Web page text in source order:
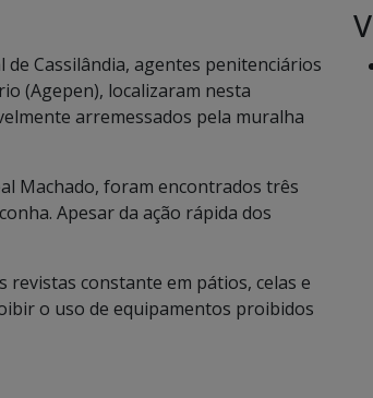
Cassilândia, agentes penitenciários
(Agepen), localizaram nesta
arremessados pela muralha
Machado, foram encontrados três
Apesar da ação rápida dos
constante em pátios, celas e
o uso de equipamentos proibidos